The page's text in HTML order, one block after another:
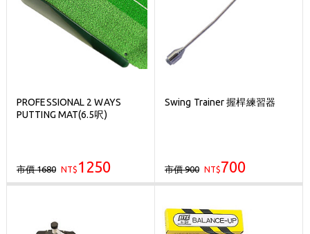
PROFESSIONAL 2 WAYS
PUTTING MAT(6.5呎)
市價 1680 NT$ 1250
Swing Trainer 握桿練習器
市價 900 NT$700